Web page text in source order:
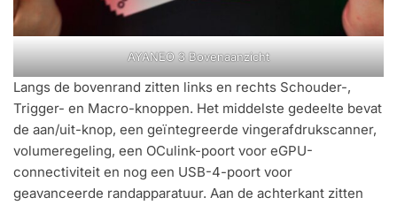
AYANEO 3 Bovenaanzicht
Langs de bovenrand zitten links en rechts Schouder-,
Trigger- en Macro-knoppen. Het middelste gedeelte bevat
de aan/uit-knop, een geïntegreerde vingerafdrukscanner,
volumeregeling, een OCulink-poort voor eGPU-
connectiviteit en nog een USB-4-poort voor
geavanceerde randapparatuur. Aan de achterkant zitten